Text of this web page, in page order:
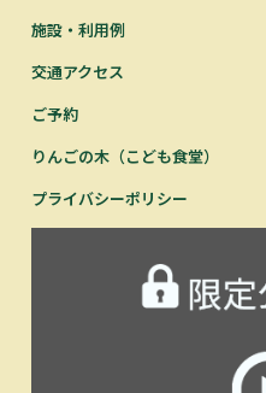
施設・利用例
交通アクセス
ご予約
りんごの木（こども食堂）
プライバシーポリシー